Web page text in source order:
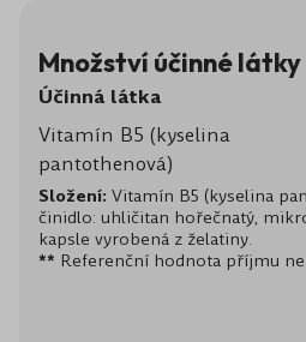
Množství účinné látky
Účinná látka
Vitamín B5 (kyselina
pantothenová)
Složení: Vitamín B5 (kyselina
činidlo: uhličitan hořečnatý,
kapsle vyrobená z želatiny.
** Referenční hodnota příjmu